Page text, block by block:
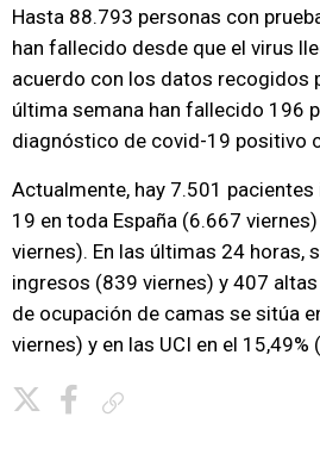
Hasta 88.793 personas con
han fallecido desde que el virus
acuerdo con los datos recogidos
última semana han fallecido 196
diagnóstico de covid-19 positivo
Actualmente, hay 7.501
19 en toda España (6.667
viernes). En las últimas 24 horas,
ingresos (839 viernes) y 407
de ocupación de camas se sitúa
viernes) y en las UCI en el 15,49%